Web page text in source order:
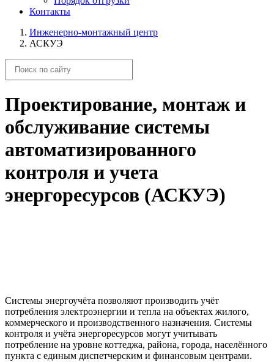
Контакты
Инженерно-монтажный центр
АСКУЭ
Проектирование, монтаж и
обслуживание системы
автоматизированного
контроля и учета
энергоресурсов (АСКУЭ)
Системы энергоучёта позволяют производить учёт
потребления электроэнергии и тепла на объектах жилого,
коммерческого и производственного назначения. Системы
контроля и учёта энергоресурсов могут учитывать
потребление на уровне коттеджа, района, города, населённого
пункта с единым диспетчерским и финансовым центрами.